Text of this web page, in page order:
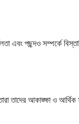
এবং পছন্দও সম্পর্কে
তাদের আকাঙ্ক্ষা ও